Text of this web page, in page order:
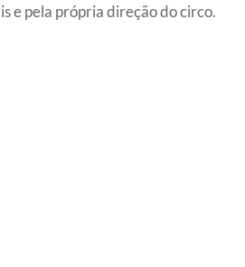
e pela própria direção do circo.